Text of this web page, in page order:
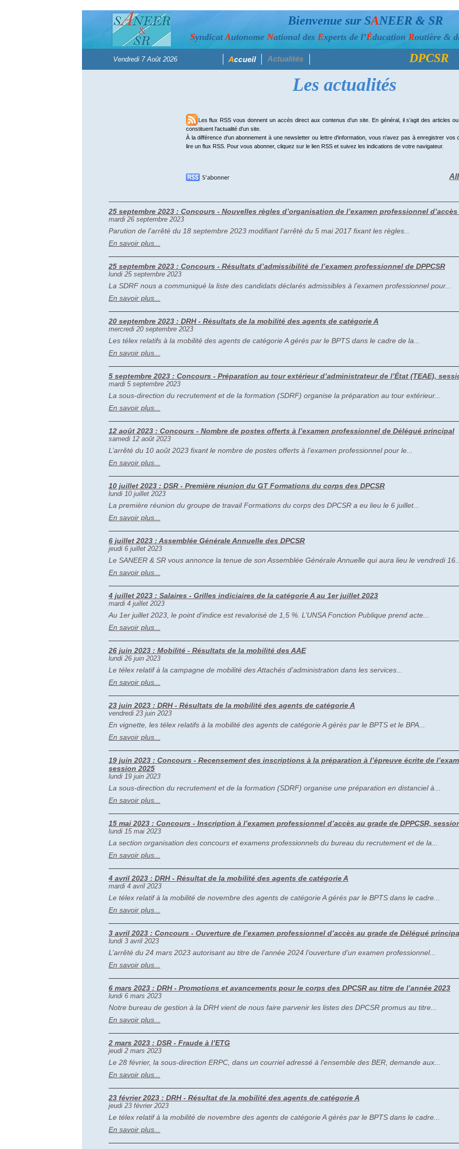
Les actualités
Actualités DPCSR
Bienvenue sur SANEER & SR
SyndicatAutonome National des Experts de l’Éducation Routière &
Les flux RSS vous donnent un accès direct aux contenus d'un site. En général, il s'agit des articles ou
constituent l'actualité d'un site.
À la différence d'un abonnement à une newsletter ou lettre d'information, vous n'avez pas à enregistrer vos
lire un flux RSS. Pour vous abonner, cliquez sur le lien RSS et suivez les indications de votre navigateur.
25 septembre 2023 : Concours - Nouvelles règles d’organisation de l’examen professionnel
mardi 26 septembre 2023
Parution de l’arrêté du 18 septembre 2023 modifiant l’arrêté du 5 mai 2017 fixant les règles...
En savoir plus...
25 septembre 2023 : Concours - Résultats d’admissibilité de l’examen professionnel de DPPCSR
lundi 25 septembre 2023
La SDRF nous a communiqué la liste des candidats déclarés admissibles à l’examen professionnel pour...
En savoir plus...
20 septembre 2023 : DRH - Résultats de la mobilité des agents de catégorie A
mercredi 20 septembre 2023
Les télex relatifs à la mobilité des agents de catégorie A gérés par le BPTS dans le cadre de la...
En savoir plus...
5 septembre 2023 : Concours - Préparation au tour extérieur d’administrateur de l’État (TEAE),
mardi 5 septembre 2023
La sous-direction du recrutement et de la formation (SDRF) organise la préparation au tour extérieur...
En savoir plus...
12 août 2023 : Concours - Nombre de postes offerts à l’examen professionnel de Délégué principal
samedi 12 août 2023
L’arrêté du 10 août 2023 fixant le nombre de postes offerts à l’examen professionnel pour le...
En savoir plus...
10 juillet 2023 : DSR - Première réunion du GT Formations du corps des DPCSR
lundi 10 juillet 2023
La première réunion du groupe de travail Formations du corps des DPCSR a eu lieu le 6 juillet...
En savoir plus...
6 juillet 2023 : Assemblée Générale Annuelle des DPCSR
jeudi 6 juillet 2023
Le SANEER & SR vous annonce la tenue de son Assemblée Générale Annuelle qui aura lieu le vendredi
En savoir plus...
4 juillet 2023 : Salaires - Grilles indiciaires de la catégorie A au 1er juillet 2023
mardi 4 juillet 2023
Au 1er juillet 2023, le point d'indice est revalorisé de 1,5 %. L’UNSA Fonction Publique prend acte...
En savoir plus...
26 juin 2023 : Mobilité - Résultats de la mobilité des AAE
lundi 26 juin 2023
Le télex relatif à la campagne de mobilité des Attachés d’administration dans les services...
En savoir plus...
23 juin 2023 : DRH - Résultats de la mobilité des agents de catégorie A
vendredi 23 juin 2023
En vignette, les télex relatifs à la mobilité des agents de catégorie A gérés par le BPTS et le BPA...
En savoir plus...
19 juin 2023 : Concours - Recensement des inscriptions à la préparation à l’épreuve écrite de
session 2025
lundi 19 juin 2023
La sous-direction du recrutement et de la formation (SDRF) organise une préparation en distanciel à...
En savoir plus...
15 mai 2023 : Concours - Inscription à l’examen professionnel d’accès au grade de DPPCSR,
lundi 15 mai 2023
La section organisation des concours et examens professionnels du bureau du recrutement et de la...
En savoir plus...
4 avril 2023 : DRH - Résultat de la mobilité des agents de catégorie A
mardi 4 avril 2023
Le télex relatif à la mobilité de novembre des agents de catégorie A gérés par le BPTS dans le cadre...
En savoir plus...
3 avril 2023 : Concours - Ouverture de l’examen professionnel d’accès au grade de Délégué
lundi 3 avril 2023
L’arrêté du 24 mars 2023 autorisant au titre de l’année 2024 l’ouverture d’un examen professionnel...
En savoir plus...
6 mars 2023 : DRH - Promotions et avancements pour le corps des DPCSR au titre de l’année 2023
lundi 6 mars 2023
Notre bureau de gestion à la DRH vient de nous faire parvenir les listes des DPCSR promus au titre...
En savoir plus...
2 mars 2023 : DSR - Fraude à l’ETG
jeudi 2 mars 2023
Le 28 février, la sous-direction ERPC, dans un courriel adressé à l'ensemble des BER, demande aux...
En savoir plus...
23 février 2023 : DRH - Résultat de la mobilité des agents de catégorie A
jeudi 23 février 2023
Le télex relatif à la mobilité de novembre des agents de catégorie A gérés par le BPTS dans le cadre...
En savoir plus...